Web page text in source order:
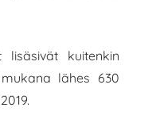
kuitenkin
lähes 630